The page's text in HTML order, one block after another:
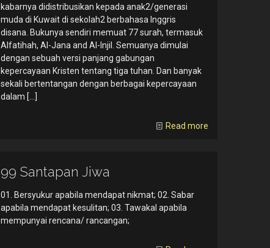
kabarnya didistribusikan kepada anak2/generasi
muda di Kuwait di sekolah2 berbahasa Inggris
disana. Bukunya sendiri memuat 77 surah, termasuk
Alfatihah, Al-Jana and Al-Injil. Semuanya dimulai
dengan sebuah versi panjang gabungan
kepercayaan Kristen tentang tiga tuhan. Dan banyak
sekali bertentangan dengan berbagai kepercayaan
dalam […]
Read more
99 Santapan Jiwa
01. Bersyukur apabila mendapat nikmat; 02. Sabar
apabila mendapat kesulitan; 03. Tawakal apabila
mempunyai rencana/ rancangan;